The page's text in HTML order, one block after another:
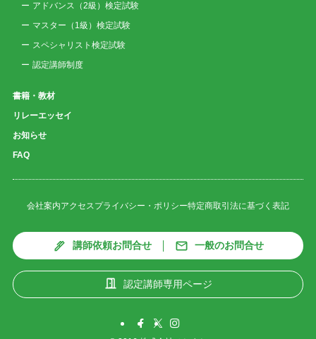
アドバンス（2級）検定試験
マスター（1級）検定試験
スペシャリスト検定試験
認定講師制度
書籍・教材
リレーエッセイ
お知らせ
FAQ
会社案内アクセスプライバシー・ポリシー特定商取引法に基づく表記
講師依頼お問合せ 一般のお問合せ
認定講師専用ページ